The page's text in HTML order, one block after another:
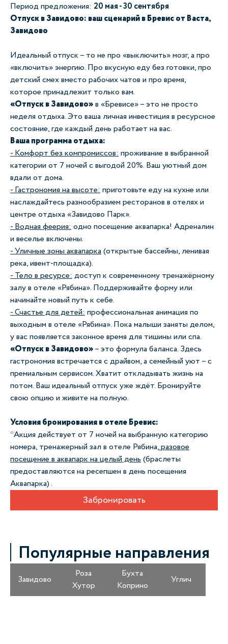
Период предложения: 20 мая - 30 сентября
Отпуск в Завидово: ваш сценарий в Бревис от Васта,
Завидово
Идеальный отпуск – то не про «выключить» мозг, а про
«включить» энергию. Про вкусную еду без готовки, про
детский смех вместо рабочих чатов и про время,
которое принадлежит только вам.
«Отпуск в Завидово»в «Бревисе»–это не просто
неделя отдыха. Это ваша личная инвестиция в ресурсное
состояние, где каждый день работает на вас.
Ваша программа отдыха:
- Комфорт без компромиссов:проживание в выбранной
категории от 7 ночей с выгодой 20%. Ваш уютный дом
вдали от дома.
- Гастрономия на высоте:приготовьте еду на кухне или
наслаждайтесь разнообразием ресторанов в отелях и
центре отдыха «Завидово Парк».
- Водная феерия:одно посещение аквапарка! Адреналин
и веселье включены.
- Уличные зоны аквапарка(открытые бассейны, ленивая
река, ивент-площадка).
- Тело в ресурсе:доступ к современному тренажёрному
залу в отеле «Рябина». Поддерживайте форму или
начинайте новый путь к себе.
- Счастье для детей:профессиональная анимация по
выходным в отеле «Рябина». Пока малыши заняты делом,
у вас появляется законное время для тишины или спа.
«Отпуск в Завидово»–это формула баланса. Здесь
гастрономия встречается с драйвом, а семейный уют –с
премиальным сервисом. Хватит откладывать жизнь на
потом. Ваш идеальный отпуск уже ждёт. Бронируйте
свою опцию и живите на полную.
Условия бронирования в отеле Бревис:
*Акция действует от 7 ночей на выбранную категорию
номера, тренажерный зал в отеле Рябина,разовое
посещение в аквапарк на целый день(браслеты
предоставляются на ресепшен в день посещения
Аквапарка) .
Забронировать
Популярные направления
Завидово
Роза
Хутор
Бухта
Коприно
Углич